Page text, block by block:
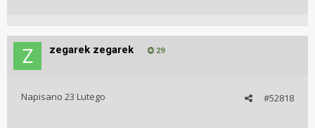
zegarek zegarek 29
#52818
Napisano 23 Lutego